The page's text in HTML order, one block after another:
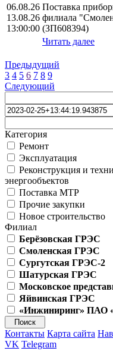
06.08.26
13.08.26
13:00:00
Поставка
филиала
(ЗП608394)
Читать далее
Предыдущий
3 4 5 6 7 8 9
Следующий
Категория
Ремонт
Эксплуатация
Реконструкция и
энергообъектов
Поставка МТР
Прочие закупки
Новое строительство
Филиал
Берёзовская ГРЭС
Смоленская ГРЭС
Сургутская ГРЭС-2
Шатурская ГРЭС
Московское
Яйвинская ГРЭС
«Инжиниринг» ПАО
Контакты Карта сайта
VK Telegram